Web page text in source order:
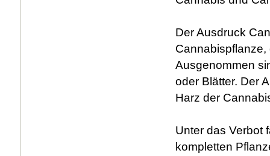
Der Ausdruck
Ausgenommen
oder Blätter. Der
Harz der
Unter das Verbot
kompletten